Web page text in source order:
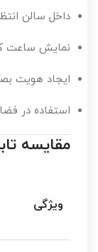
داخل سالن
نمایش ساعت
ایجاد هویت
استفاده در
مقایسه
ویژگی